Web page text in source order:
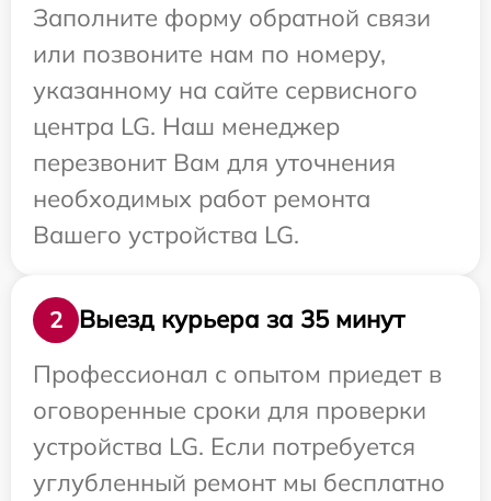
Заполните форму обратной связи
или позвоните нам по номеру,
указанному на сайте сервисного
центра LG. Наш менеджер
перезвонит Вам для уточнения
необходимых работ ремонта
Вашего устройства LG.
2
Выезд курьера за 35 минут
Профессионал с опытом приедет в
оговоренные сроки для проверки
устройства LG. Если потребуется
углубленный ремонт мы бесплатно